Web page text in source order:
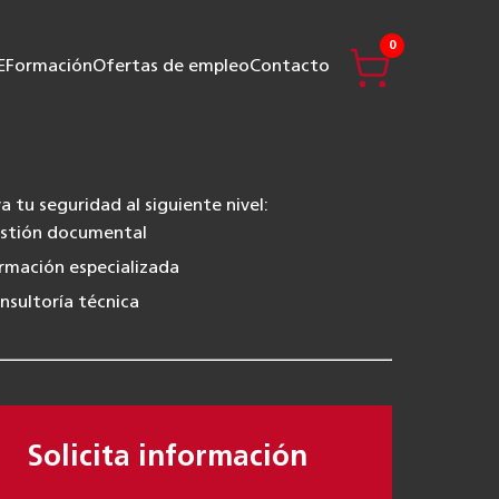
FormaciónOfertas de empleoContacto
0
tu seguridad al siguiente nivel:
documental
especializada
técnica
Solicita información